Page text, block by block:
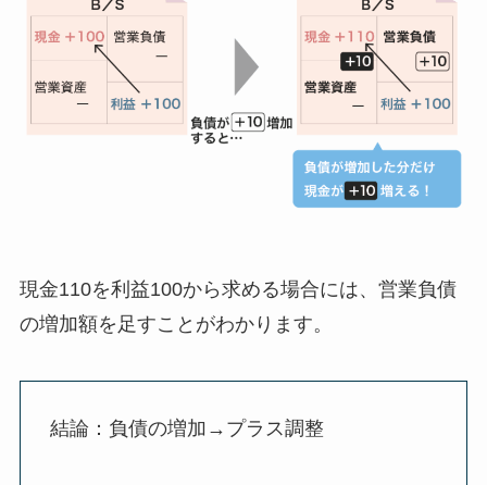
現金110を利益100から求める場合には、 営業負債
の増加額を足すことがわかります。
結論：負債の増加→プラス調整